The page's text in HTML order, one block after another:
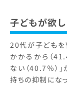
子どもが欲
20代が子どもを
かかるから（
ない（40.7％）
持ちの抑制にな